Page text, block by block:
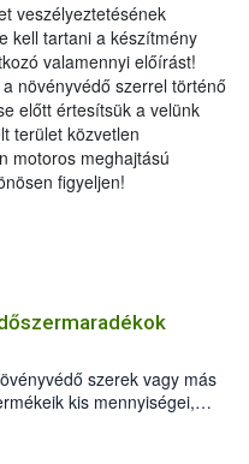
veszélyeztetésének
kell tartani a készítmény
valamennyi előírást!
növényvédő szerrel történő
előtt értesítsük a velünk
terület közvetlen
motoros meghajtású
figyeljen!
szerek vagy más
kis mennyiségei,
a betakarítást,
is megmaradhatnak. Az